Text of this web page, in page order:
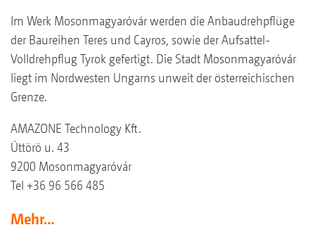
Im Werk Mosonmagyaróvár werden die Anbaudrehpflüge
der Baureihen Teres und Cayros, sowie der Aufsattel-
Volldrehpflug Tyrok gefertigt. Die Stadt Mosonmagyaróvár
liegt im Nordwesten Ungarns unweit der österreichischen
Grenze.
AMAZONE Technology Kft.
Úttörö u. 43
9200 Mosonmagyaróvár
Tel +36 96 566 485
Mehr…